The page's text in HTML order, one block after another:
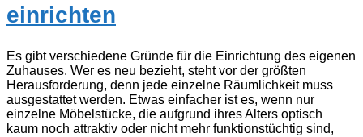
einrichten
Es gibt verschiedene Gründe für die Einrichtung des eigenen
Zuhauses. Wer es neu bezieht, steht vor der größten
Herausforderung, denn jede einzelne Räumlichkeit muss
ausgestattet werden. Etwas einfacher ist es, wenn nur
einzelne Möbelstücke, die aufgrund ihres Alters optisch
kaum noch attraktiv oder nicht mehr funktionstüchtig sind,